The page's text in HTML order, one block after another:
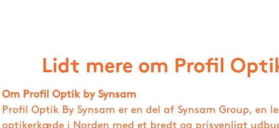
Lidt mere om Profil
Om Profil Optik by Synsam
Profil Optik By Synsam er en del af Synsam Group, en
optikerkæde i Norden med et bredt og prisvenligt